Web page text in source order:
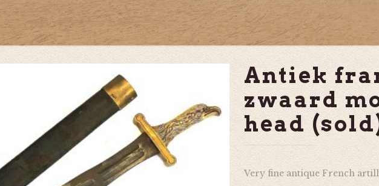
Antiek
zwaard
head
Very fine antique French